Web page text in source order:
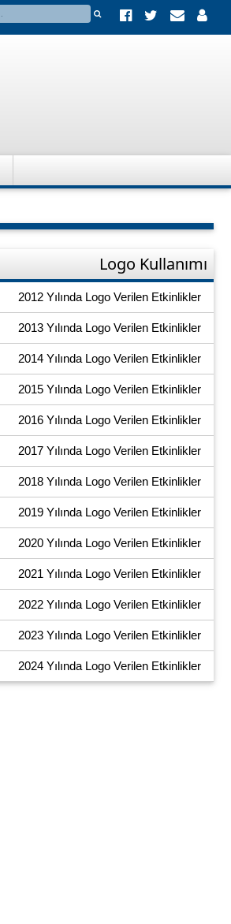
Logo Kullanımı
2012 Yılında Logo Verilen Etkinlikler
2013 Yılında Logo Verilen Etkinlikler
2014 Yılında Logo Verilen Etkinlikler
2015 Yılında Logo Verilen Etkinlikler
2016 Yılında Logo Verilen Etkinlikler
2017 Yılında Logo Verilen Etkinlikler
2018 Yılında Logo Verilen Etkinlikler
2019 Yılında Logo Verilen Etkinlikler
2020 Yılında Logo Verilen Etkinlikler
2021 Yılında Logo Verilen Etkinlikler
2022 Yılında Logo Verilen Etkinlikler
2023 Yılında Logo Verilen Etkinlikler
2024 Yılında Logo Verilen Etkinlikler